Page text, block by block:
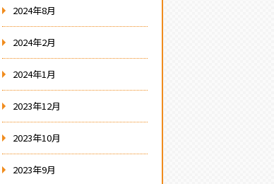
2024年8月
2024年2月
2024年1月
2023年12月
2023年10月
2023年9月